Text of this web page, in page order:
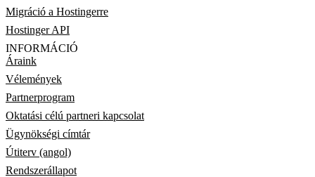
Migráció a Hostingerre
Hostinger API
INFORMÁCIÓ
Áraink
Vélemények
Partnerprogram
Oktatási célú partneri kapcsolat
Ügynökségi címtár
Útiterv (angol)
Rendszerállapot